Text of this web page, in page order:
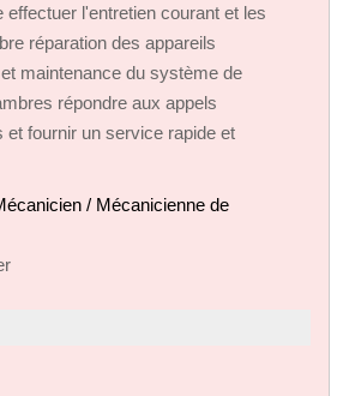
effectuer l'entretien courant et les
réparation des appareils
maintenance du système de
répondre aux appels
et fournir un service rapide et
/ Mécanicienne de